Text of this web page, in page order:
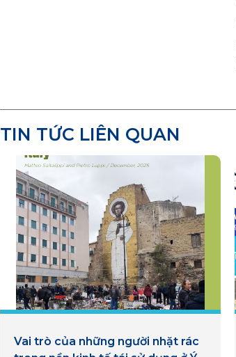
TIN TỨC LIÊN QUAN
Vai trò của những người nhặt rác